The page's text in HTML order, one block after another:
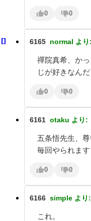
0 0
6165 normal より:
禪院真希、か
じが好きなんだ
0 0
6161 otaku より:
五条悟先生、
毎回やられま
0 0
6166 simple より:
これ。